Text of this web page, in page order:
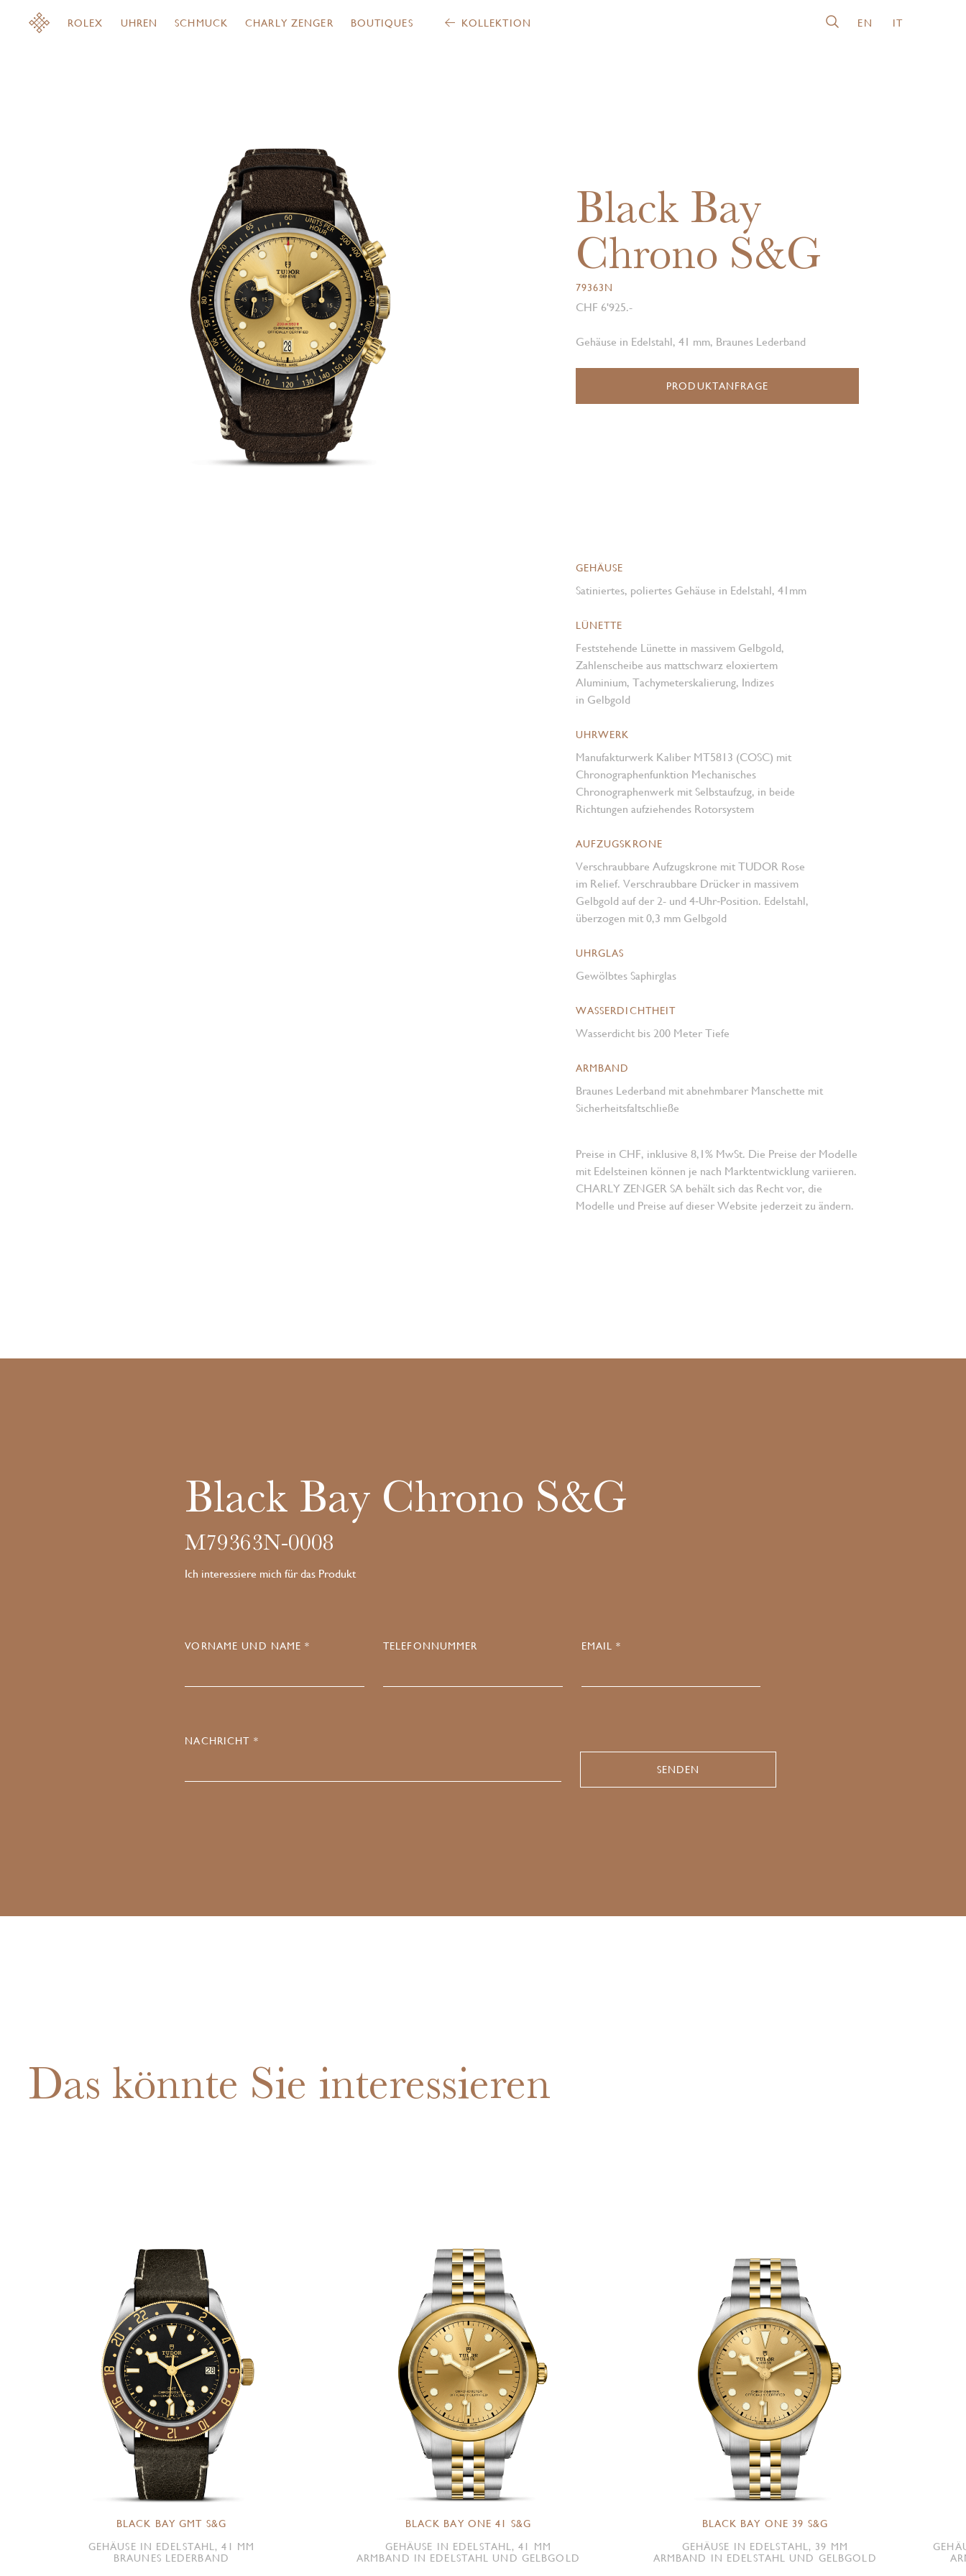
ROLEX UHREN SCHMUCK CHARLY ZENGER BOUTIQUES KOLLEKTION EN IT
Black Bay
Chrono S&G
79363N
CHF 6'925.-
Gehäuse in Edelstahl, 41 mm, Braunes Lederband
PRODUKTANFRAGE
GEHÄUSE
Satiniertes, poliertes Gehäuse in Edelstahl, 41mm
LÜNETTE
Feststehende Lünette in massivem Gelbgold,
Zahlenscheibe aus mattschwarz eloxiertem
Aluminium, Tachymeter­skalierung, Indizes
in Gelbgold
UHRWERK
Manufakturwerk Kaliber MT5813 (COSC) mit
Chronographen­funktion Mechanisches
Chronographenwerk mit Selbstaufzug, in beide
Richtungen aufziehendes Rotorsystem
AUFZUGSKRONE
Verschraubbare Aufzugskrone mit TUDOR Rose
im Relief. Verschraubbare Drücker in massivem
Gelbgold auf der 2- und 4‑Uhr‑Position. Edelstahl,
überzogen mit 0,3 mm Gelbgold
UHRGLAS
Gewölbtes Saphirglas
WASSERDICHTHEIT
Wasserdicht bis 200 Meter Tiefe
ARMBAND
Braunes Lederband mit abnehmbarer Manschette mit
Sicherheitsfaltschließe
Preise in CHF, inklusive 8,1% MwSt. Die Preise der Modelle
mit Edelsteinen können je nach Marktentwicklung variieren.
CHARLY ZENGER SA behält sich das Recht vor, die
Modelle und Preise auf dieser Website jederzeit zu ändern.
Black Bay Chrono S&G
M79363N-0008
Ich interessiere mich für das Produkt
VORNAME UND NAME * TELEFONNUMMER EMAIL *
NACHRICHT *
Das könnte Sie interessieren
BLACK BAY GMT S&G
GEHÄUSE IN EDELSTAHL, 41 MM
BRAUNES LEDERBAND
BLACK BAY ONE 41 S&G
GEHÄUSE IN EDELSTAHL, 41 MM
ARMBAND IN EDELSTAHL UND GELBGOLD
BLACK BAY ONE 39 S&G
GEHÄUSE IN EDELSTAHL, 39 MM
ARMBAND IN EDELSTAHL UND GELBGOLD